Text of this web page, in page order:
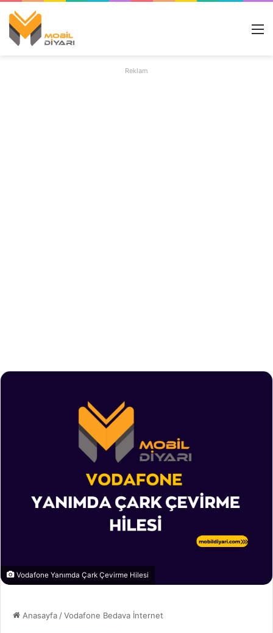
Reklam
Vodafone Yanımda Çark Çevirme Hilesi
Anasayfa/Vodafone Bedava İnternet